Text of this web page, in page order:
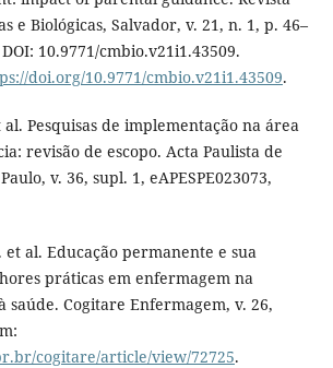
e Biológicas, Salvador, v. 21, n. 1, p. 46–
10.9771/cmbio.v21i1.43509.
doi.org/10.9771/cmbio.v21i1.43509.
al. Pesquisas de implementação na área
revisão de escopo. Acta Paulista de
v. 36, supl. 1, eAPESPE023073,
et al. Educação permanente e sua
práticas em enfermagem na
saúde. Cogitare Enfermagem, v. 26,
cogitare/article/view/72725.